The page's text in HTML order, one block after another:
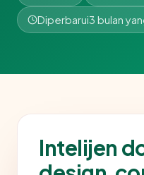
Diperbarui3 bulan
Intelijen